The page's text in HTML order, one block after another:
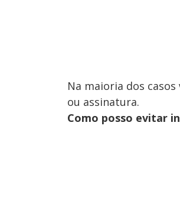
Na maioria dos
ou assinatura.
Como posso evitar